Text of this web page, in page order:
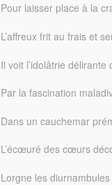
Pour laisser place à la
L’affreux frit au frais et
Il voit l’idolâtrie
Par la fascination
Dans un cauchemar
L’écœuré des cœurs
Lorgne les